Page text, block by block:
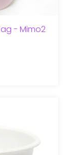
- Mimo2